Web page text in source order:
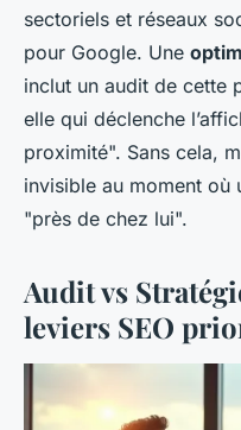
sectoriels et réseaux
pour Google. Une
inclut un audit de cette
elle qui déclenche
proximité". Sans cela,
invisible au moment où
"près de chez lui".
Audit vs
leviers SEO